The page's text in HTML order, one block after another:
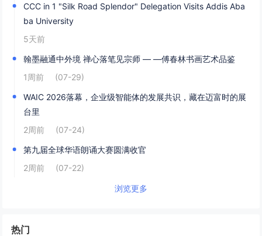
CCC in 1 "Silk Road Splendor" Delegation Visits Addis Aba
ba University
5天前
翰墨融通中外境 禅心落笔见宗师 — —傅春林书画艺术品鉴
1周前
(07-29)
WAIC 2026落幕，企业级智能体的发展共识，藏在迈富时的展
台里
2周前
(07-24)
第九届全球华语朗诵大赛圆满收官
2周前
(07-22)
浏览更多
热门